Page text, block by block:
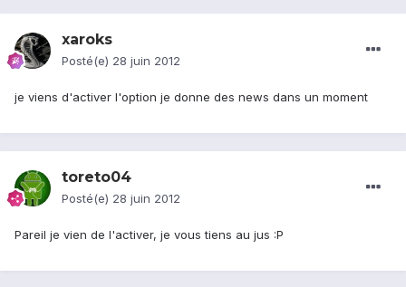
xaroks
Posté(e) 28 juin 2012
je viens d'activer l'option je donne des news dans un moment
toreto04
Posté(e) 28 juin 2012
Pareil je vien de l'activer, je vous tiens au jus :P